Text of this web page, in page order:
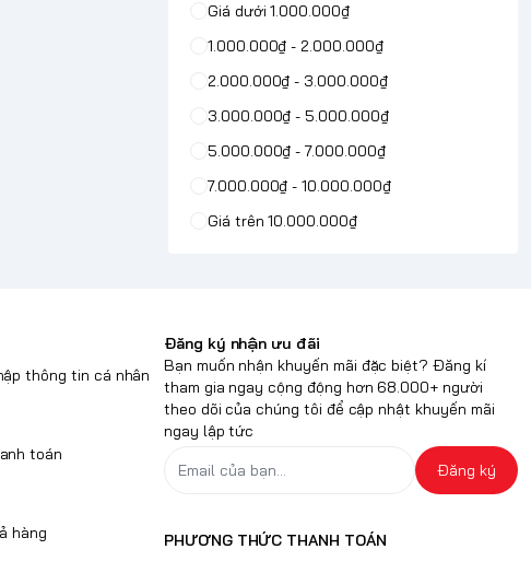
Giá dưới 1.000.000₫
1.000.000₫ - 2.000.000₫
2.000.000₫ - 3.000.000₫
3.000.000₫ - 5.000.000₫
5.000.000₫ - 7.000.000₫
7.000.000₫ - 10.000.000₫
Giá trên 10.000.000₫
thông tin cá nhân
toán
hàng
Đăng ký nhận ưu đãi
Bạn muốn nhận khuyến mãi đặc biệt? Đăng kí
tham gia ngay cộng động hơn 68.000+ người
theo dõi của chúng tôi để cập nhật khuyến mãi
ngay lập tức
Đăng ký
PHƯƠNG THỨC THANH TOÁN